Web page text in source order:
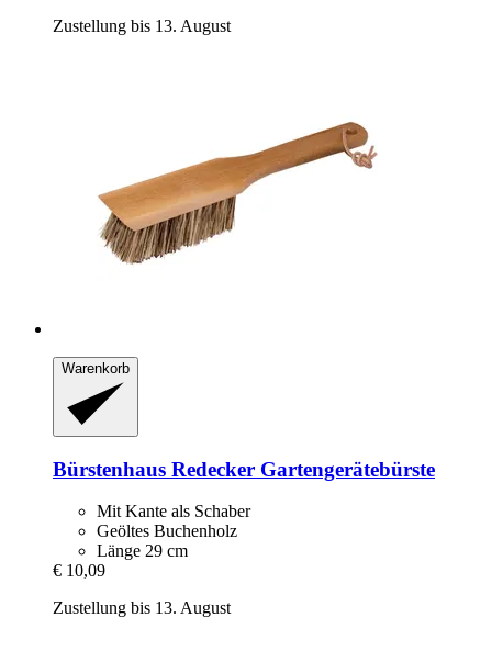
Zustellung bis 13. August
Warenkorb
Bürstenhaus Redecker Gartengerätebürste
Mit Kante als Schaber
Geöltes Buchenholz
Länge 29 cm
€ 10,09
Zustellung bis 13. August